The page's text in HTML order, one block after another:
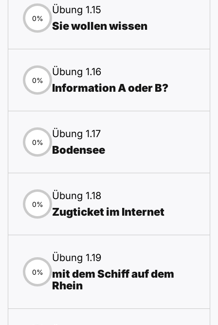
0%
Übung 1.15
Sie wollen wissen
0%
Übung 1.16
Information A oder B?
0%
Übung 1.17
Bodensee
0%
Übung 1.18
Zugticket im Internet
0%
Übung 1.19
mit dem Schiff auf dem
Rhein